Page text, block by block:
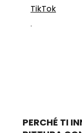
TikTok
.
PERCHÉ TI